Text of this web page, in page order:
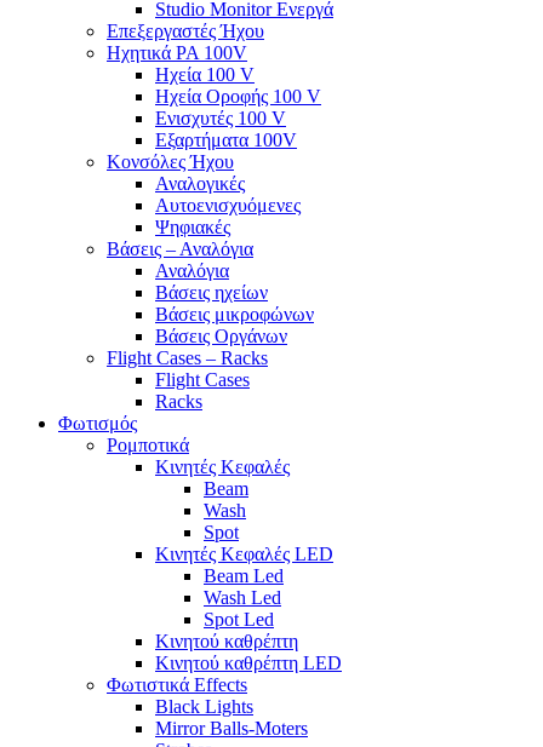
Studio Monitor Ενεργά
Επεξεργαστές Ήχου
Ηχητικά PA 100V
Ηχεία 100 V
Ηχεία Οροφής 100 V
Ενισχυτές 100 V
Εξαρτήματα 100V
Κονσόλες Ήχου
Αναλογικές
Αυτοενισχυόμενες
Ψηφιακές
Βάσεις – Αναλόγια
Αναλόγια
Βάσεις ηχείων
Βάσεις μικροφώνων
Βάσεις Οργάνων
Flight Cases – Racks
Flight Cases
Racks
Φωτισμός
Ρομποτικά
Κινητές Κεφαλές
Beam
Wash
Spot
Κινητές Κεφαλές LED
Beam Led
Wash Led
Spot Led
Κινητού καθρέπτη
Κινητού καθρέπτη LED
Φωτιστικά Effects
Black Lights
Mirror Balls-Moters